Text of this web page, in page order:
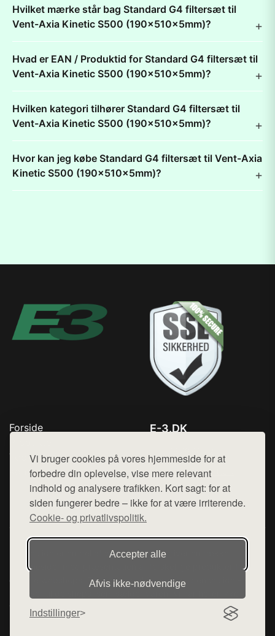
Vi bruger cookies på vores hjemmeside for at
forbedre din oplevelse, vise mere relevant
indhold og analysere trafikken. Kort sagt: for at
siden fungerer bedre – ikke for at være irriterende.
Cookie- og privatlivspolitik.
Accepter alle
Afvis ikke‑nødvendige
Indstillinger
Hvilket mærke står bag Standard G4 filtersæt til
Vent-Axia Kinetic S500 (190x510x5mm)?
Hvad er EAN / Produktid for Standard G4 filtersæt til
Vent-Axia Kinetic S500 (190x510x5mm)?
Hvilken kategori tilhører Standard G4 filtersæt til
Vent-Axia Kinetic S500 (190x510x5mm)?
Hvor kan jeg købe Standard G4 filtersæt til Vent-Axia
Kinetic S500 (190x510x5mm)?
Forside
Top Rabatter
Kontakt
E-3.DK
Mail: hej@want.dk
Cookie- og privatlivspolitik
Denne side er en del af want.dk, der udgiver en række
hjemmesider med præsentation af forskellige produkter fra
diverse webshops. Der sælges ikke varer fra denne side - vi
henviser til de shops, som sælger varen. Vi har heller ikke
varerne på lager.